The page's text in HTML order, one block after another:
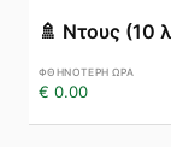
🚿 Ντους (10
€ 0.00